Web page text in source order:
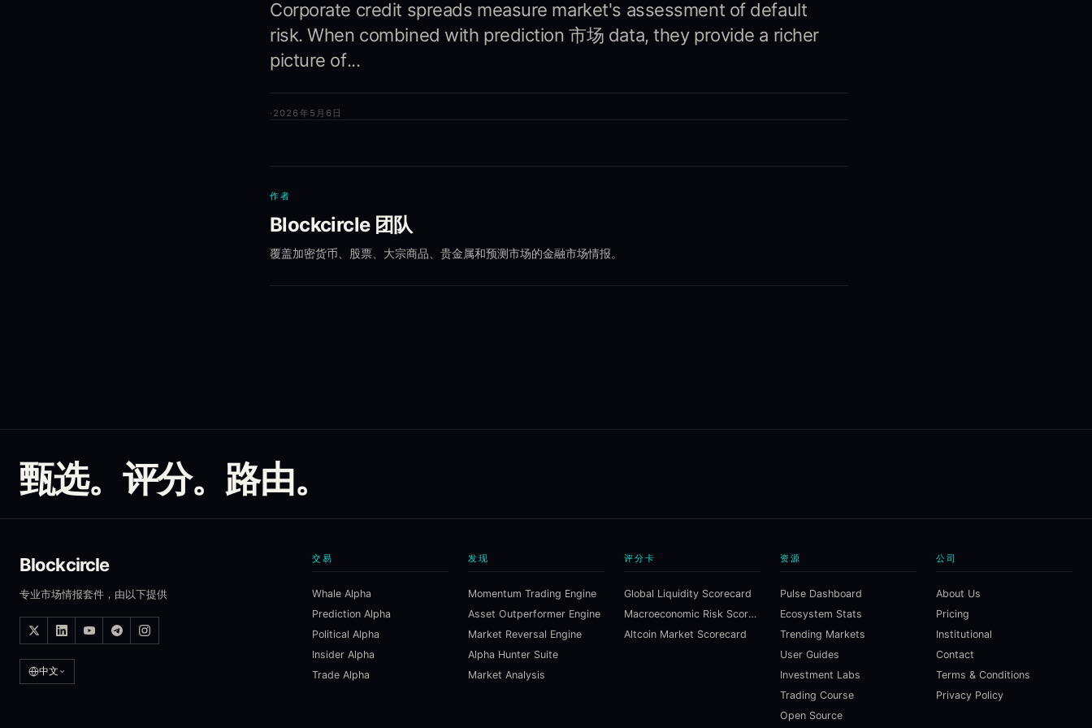
Corporate credit spreads measure market's assessment of default
risk. When combined with prediction 市场 data, they provide a richer
picture of...
· 2026年5月6日
作者
Blockcircle 团队
覆盖加密货币、股票、大宗商品、贵金属和预测市场的金融市场情报。
甄选。评分。路由。
Blockcircle
专业市场情报套件，由以下提供
中文
交易
Whale Alpha
Prediction Alpha
Political Alpha
Insider Alpha
Trade Alpha
发现
Momentum Trading Engine
Asset Outperformer Engine
Market Reversal Engine
Alpha Hunter Suite
Market Analysis
评分卡
Global Liquidity Scorecard
Macroeconomic Risk Scorecard
Altcoin Market Scorecard
资源
Pulse Dashboard
Ecosystem Stats
Trending Markets
User Guides
Investment Labs
Trading Course
Open Source
公司
About Us
Pricing
Institutional
Contact
Terms & Conditions
Privacy Policy